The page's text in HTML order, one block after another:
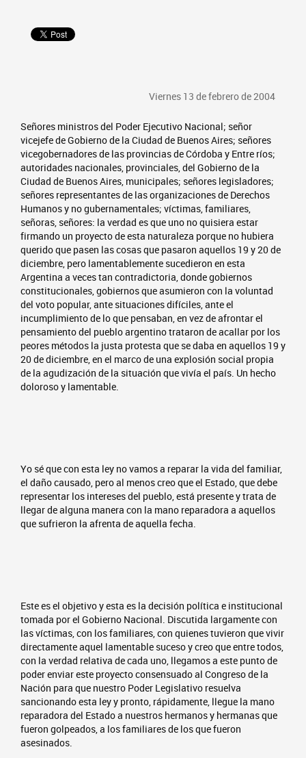
Viernes 13 de febrero de 2004
Señores ministros del Poder Ejecutivo Nacional; señor
vicejefe de Gobierno de la Ciudad de Buenos Aires; señores
vicegobernadores de las provincias de Córdoba y Entre ríos;
autoridades nacionales, provinciales, del Gobierno de la
Ciudad de Buenos Aires, municipales; señores legisladores;
señores representantes de las organizaciones de Derechos
Humanos y no gubernamentales; víctimas, familiares,
señoras, señores: la verdad es que uno no quisiera estar
firmando un proyecto de esta naturaleza porque no hubiera
querido que pasen las cosas que pasaron aquellos 19 y 20 de
diciembre, pero lamentablemente sucedieron en esta
Argentina a veces tan contradictoria, donde gobiernos
constitucionales, gobiernos que asumieron con la voluntad
del voto popular, ante situaciones difíciles, ante el
incumplimiento de lo que pensaban, en vez de afrontar el
pensamiento del pueblo argentino trataron de acallar por los
peores métodos la justa protesta que se daba en aquellos 19 y
20 de diciembre, en el marco de una explosión social propia
de la agudización de la situación que vivía el país. Un hecho
doloroso y lamentable.
Yo sé que con esta ley no vamos a reparar la vida del familiar,
el daño causado, pero al menos creo que el Estado, que debe
representar los intereses del pueblo, está presente y trata de
llegar de alguna manera con la mano reparadora a aquellos
que sufrieron la afrenta de aquella fecha.
Este es el objetivo y esta es la decisión política e institucional
tomada por el Gobierno Nacional. Discutida largamente con
las víctimas, con los familiares, con quienes tuvieron que vivir
directamente aquel lamentable suceso y creo que entre todos,
con la verdad relativa de cada uno, llegamos a este punto de
poder enviar este proyecto consensuado al Congreso de la
Nación para que nuestro Poder Legislativo resuelva
sancionando esta ley y pronto, rápidamente, llegue la mano
reparadora del Estado a nuestros hermanos y hermanas que
fueron golpeados, a los familiares de los que fueron
asesinados.